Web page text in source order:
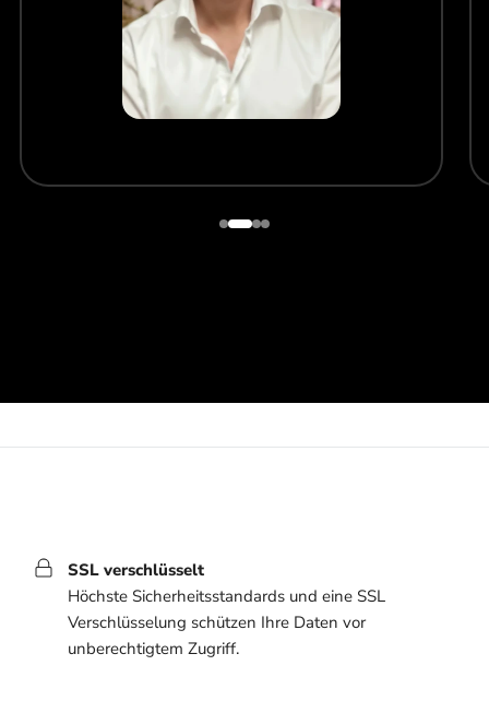
SSL verschlüsselt
Höchste Sicherheitsstandards und eine SSL
Verschlüsselung schützen Ihre Daten vor
unberechtigtem Zugriff.